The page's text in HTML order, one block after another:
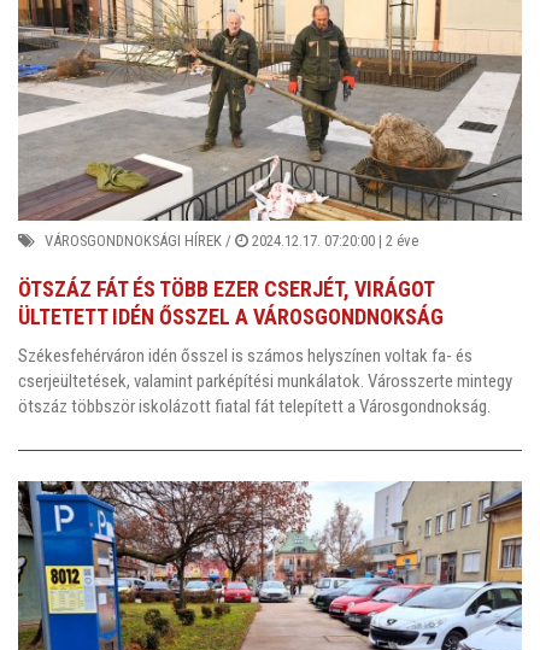
VÁROSGONDNOKSÁGI HÍREK / 2024.12.17. 07:20:00 | 2 éve
ÖTSZÁZ FÁT ÉS TÖBB EZER CSERJÉT, VIRÁGOT
ÜLTETETT IDÉN ŐSSZEL A VÁROSGONDNOKSÁG
Székesfehérváron idén ősszel is számos helyszínen voltak fa- és
cserjeültetések, valamint parképítési munkálatok. Városszerte mintegy
ötszáz többször iskolázott fiatal fát telepített a Városgondnokság.